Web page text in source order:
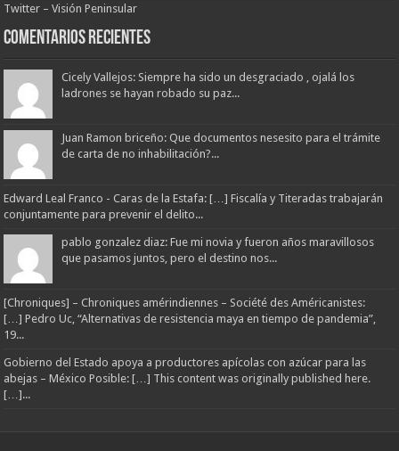
Twitter – Visión Peninsular
Comentarios Recientes
Cicely Vallejos: Siempre ha sido un desgraciado , ojalá los
ladrones se hayan robado su paz...
Juan Ramon briceño: Que documentos nesesito para el trámite
de carta de no inhabilitación?...
Edward Leal Franco - Caras de la Estafa: […] Fiscalía y Titeradas trabajarán
conjuntamente para prevenir el delito...
pablo gonzalez diaz: Fue mi novia y fueron años maravillosos
que pasamos juntos, pero el destino nos...
[Chroniques] – Chroniques amérindiennes – Société des Américanistes:
[…] Pedro Uc, “Alternativas de resistencia maya en tiempo de pandemia”,
19...
Gobierno del Estado apoya a productores apícolas con azúcar para las
abejas – México Posible: […] This content was originally published here.
[…]...